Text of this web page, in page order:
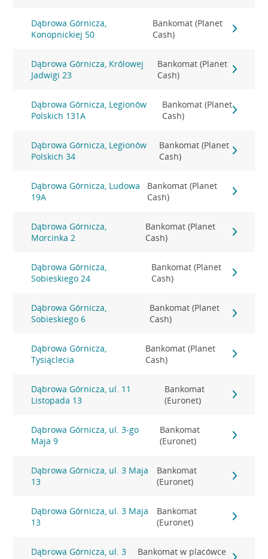
Dąbrowa Górnicza,
Konopnickiej 50
Bankomat (Planet
Cash)
Dąbrowa Górnicza, Królowej
Jadwigi 23
Bankomat (Planet
Cash)
Dąbrowa Górnicza, Legionów
Polskich 131A
Bankomat (Planet
Cash)
Dąbrowa Górnicza, Legionów
Polskich 34
Bankomat (Planet
Cash)
Dąbrowa Górnicza, Ludowa
19A
Bankomat (Planet
Cash)
Dąbrowa Górnicza,
Morcinka 2
Bankomat (Planet
Cash)
Dąbrowa Górnicza,
Sobieskiego 24
Bankomat (Planet
Cash)
Dąbrowa Górnicza,
Sobieskiego 6
Bankomat (Planet
Cash)
Dąbrowa Górnicza,
Tysiąclecia
Bankomat (Planet
Cash)
Dąbrowa Górnicza, ul. 11
Listopada 13
Bankomat
(Euronet)
Dąbrowa Górnicza, ul. 3-go
Maja 9
Bankomat
(Euronet)
Dąbrowa Górnicza, ul. 3 Maja
13
Bankomat
(Euronet)
Dąbrowa Górnicza, ul. 3 Maja
13
Bankomat
(Euronet)
Dąbrowa Górnicza, ul. 3
Bankomat w placówce